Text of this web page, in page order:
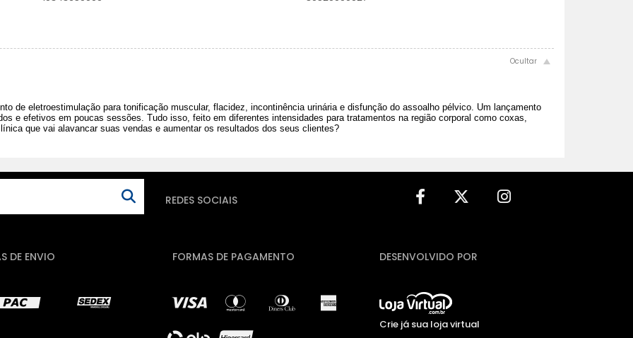
de eletroestimulação para tonificação muscular, flacidez, incontinência urinária e disfunção do assoalho pélvico. Um lançamento
e efetivos em poucas sessões. Tudo isso, feito em diferentes intensidades para tratamentos na região corporal como coxas,
que vai alavancar suas vendas e aumentar os resultados dos seus clientes?
REDES SOCIAIS
DE ENVIO FORMAS DE PAGAMENTO DESENVOLVIDO POR
Crie já sua loja virtual